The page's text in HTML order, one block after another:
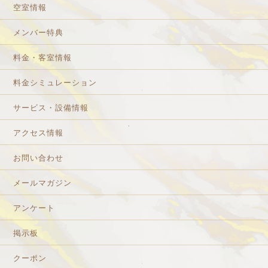
空室情報
メンバー特典
料金・客室情報
料金シミュレーション
サービス・設備情報
アクセス情報
お問い合わせ
メールマガジン
アンケート
掲示板
クーポン